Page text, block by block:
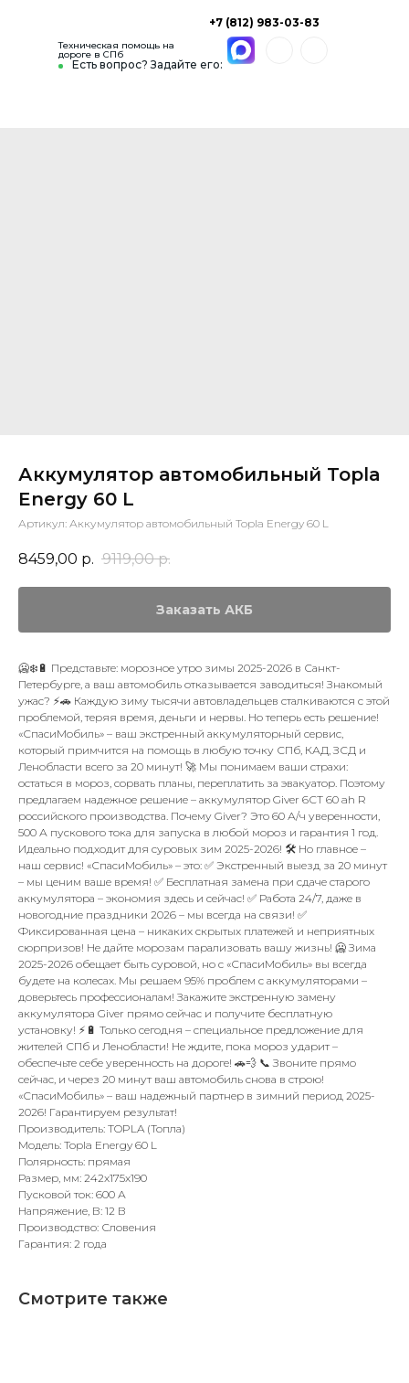
Есть вопрос? Задайте его:
+7 (812) 983-03-83
Техническая помощь на
дороге в СПб
Аккумулятор автомобильный Topla
Energy 60 L
Артикул: Аккумулятор автомобильный Topla Energy 60 L
8459,00 р. 9119,00 р.
Заказать АКБ
🥶❄️🔋 Представьте: морозное утро зимы 2025-2026 в Санкт-
Петербурге, а ваш автомобиль отказывается заводиться! Знакомый
ужас? ⚡🚗 Каждую зиму тысячи автовладельцев сталкиваются с этой
проблемой, теряя время, деньги и нервы. Но теперь есть решение!
«СпасиМобиль» – ваш экстренный аккумуляторный сервис,
который примчится на помощь в любую точку СПб, КАД, ЗСД и
Ленобласти всего за 20 минут! 🚀 Мы понимаем ваши страхи:
остаться в мороз, сорвать планы, переплатить за эвакуатор. Поэтому
предлагаем надежное решение – аккумулятор Giver 6СТ 60 ah R
российского производства. Почему Giver? Это 60 А/ч уверенности,
500 А пускового тока для запуска в любой мороз и гарантия 1 год.
Идеально подходит для суровых зим 2025-2026! 🛠️ Но главное –
наш сервис! «СпасиМобиль» – это: ✅ Экстренный выезд за 20 минут
– мы ценим ваше время! ✅ Бесплатная замена при сдаче старого
аккумулятора – экономия здесь и сейчас! ✅ Работа 24/7, даже в
новогодние праздники 2026 – мы всегда на связи! ✅
Фиксированная цена – никаких скрытых платежей и неприятных
сюрпризов! Не дайте морозам парализовать вашу жизнь! 🥶 Зима
2025-2026 обещает быть суровой, но с «СпасиМобиль» вы всегда
будете на колесах. Мы решаем 95% проблем с аккумуляторами –
доверьтесь профессионалам! Закажите экстренную замену
аккумулятора Giver прямо сейчас и получите бесплатную
установку! ⚡🔋 Только сегодня – специальное предложение для
жителей СПб и Ленобласти! Не ждите, пока мороз ударит –
обеспечьте себе уверенность на дороге! 🚗💨 📞 Звоните прямо
сейчас, и через 20 минут ваш автомобиль снова в строю!
«СпасиМобиль» – ваш надежный партнер в зимний период 2025-
2026! Гарантируем результат!
Производитель: TOPLA (Топла)
Модель: Topla Energy 60 L
Полярность: прямая
Размер, мм: 242x175x190
Пусковой ток: 600 А
Напряжение, В: 12 В
Производство: Словения
Гарантия: 2 года
Смотрите также